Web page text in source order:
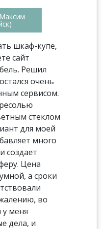
шкаф-купе,
сайт
Решил
очень
сервисом.
стеклом
для моей
много
создает
Цена
а сроки
во
у меня
дела, и